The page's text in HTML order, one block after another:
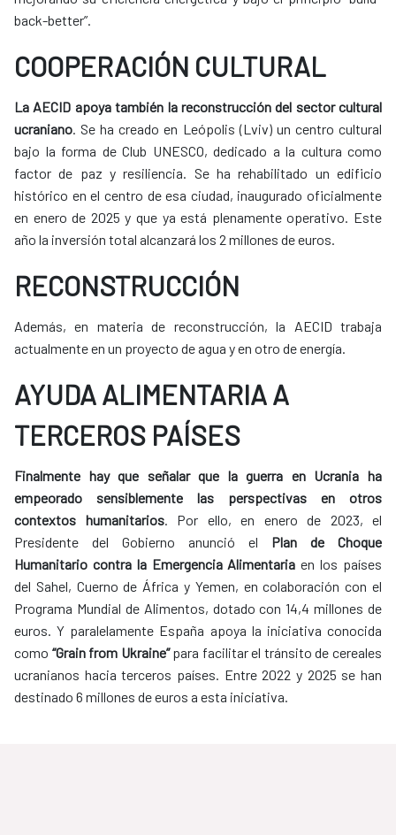
back-better”.
COOPERACIÓN CULTURAL
La AECID apoya también la reconstrucción del sector cultural
ucraniano. Se ha creado en Leópolis (Lviv) un centro cultural
bajo la forma de Club UNESCO, dedicado a la cultura como
factor de paz y resiliencia. Se ha rehabilitado un edificio
histórico en el centro de esa ciudad, inaugurado oficialmente
en enero de 2025 y que ya está plenamente operativo. Este
año la inversión total alcanzará los 2 millones de euros.
RECONSTRUCCIÓN
Además, en materia de reconstrucción, la AECID trabaja
actualmente en un proyecto de agua y en otro de energía.
AYUDA ALIMENTARIA A
TERCEROS PAÍSES
Finalmente hay que señalar que la guerra en Ucrania ha
empeorado sensiblemente las perspectivas en otros
contextos humanitarios. Por ello, en enero de 2023, el
Presidente del Gobierno anunció el Plan de Choque
Humanitario contra la Emergencia Alimentaria en los países
del Sahel, Cuerno de África y Yemen, en colaboración con el
Programa Mundial de Alimentos, dotado con 14,4 millones de
euros. Y paralelamente España apoya la iniciativa conocida
como “Grain from Ukraine”para facilitar el tránsito de cereales
ucranianos hacia terceros países. Entre 2022 y 2025 se han
destinado 6 millones de euros a esta iniciativa.